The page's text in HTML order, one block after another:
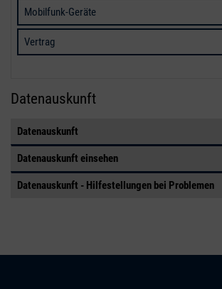
Mobilfunk-Geräte
Vertrag
Datenauskunft
Datenauskunft
Datenauskunft einsehen
Datenauskunft - Hilfestellungen bei Problemen